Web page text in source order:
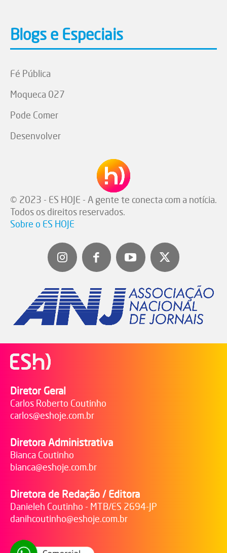
Blogs e Especiais
Fé Pública
Moqueca 027
Pode Comer
Desenvolver
© 2023 - ES HOJE - A gente te conecta com a notícia.
Todos os direitos reservados.
Sobre o ES HOJE
Diretor Geral
Carlos Roberto Coutinho
carlos@eshoje.com.br
Diretora Administrativa
Bianca Coutinho
bianca@eshoje.com.br
Diretora de Redação / Editora
Danieleh Coutinho - MTB/ES 2694-JP
danihcoutinho@eshoje.com.br